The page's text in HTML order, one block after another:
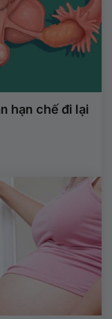
hạn chế đi lại